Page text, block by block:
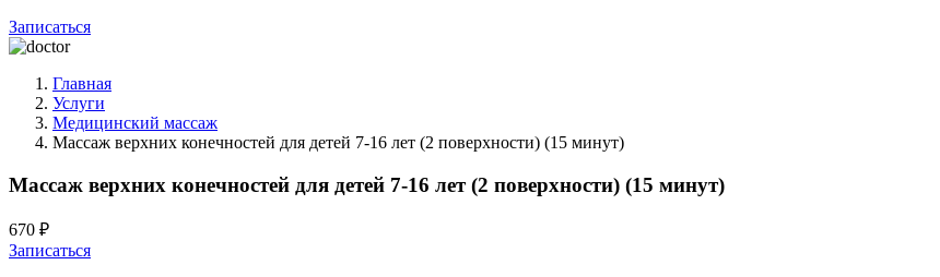
Записаться
Главная
Услуги
Медицинский массаж
Массаж верхних конечностей для детей 7-16 лет (2 поверхности) (15 минут)
Массаж верхних конечностей для детей 7-16 лет (2 поверхности) (15 минут)
670 ₽
Записаться